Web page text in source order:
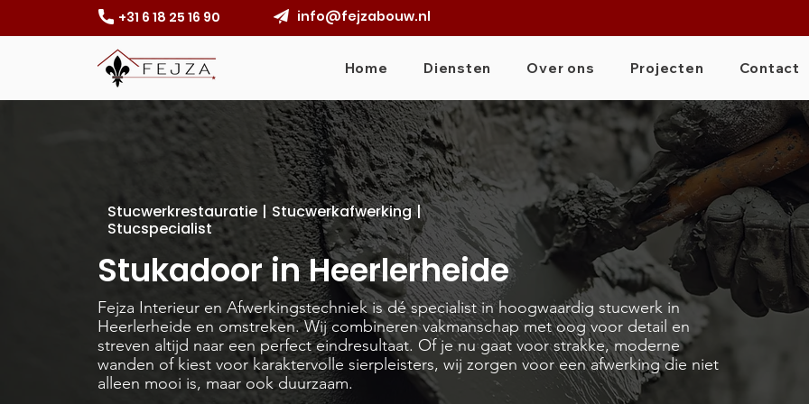
+31 6 18 25 16 90 info@fejzabouw.nl
Home Diensten Over ons Projecten Contact
Stucwerkrestauratie | Stucwerkafwerking |
Stucspecialist
Stukadoor in Heerlerheide
Fejza Interieur en Afwerkingstechniek is dé specialist in hoogwaardig stucwerk in
Heerlerheide en omstreken. Wij combineren vakmanschap met oog voor detail en
streven altijd naar een perfect eindresultaat. Of je nu gaat voor strakke, moderne
wanden of kiest voor karaktervolle sierpleisters, wij zorgen voor een afwerking die niet
alleen mooi is, maar ook duurzaam.